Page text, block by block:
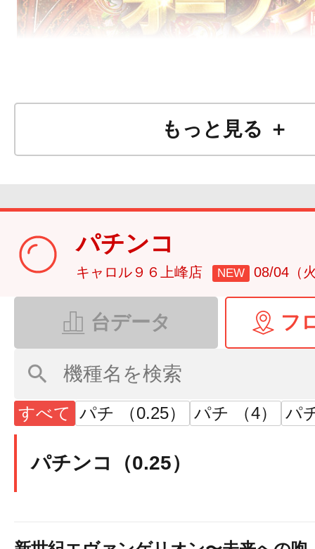
もっと見る ＋
パチンコ
キャロル９６上峰店 NEW 08/04（
台データ フ
すべて パチ （0.25） パチ （4） パ
パチンコ（0.25）